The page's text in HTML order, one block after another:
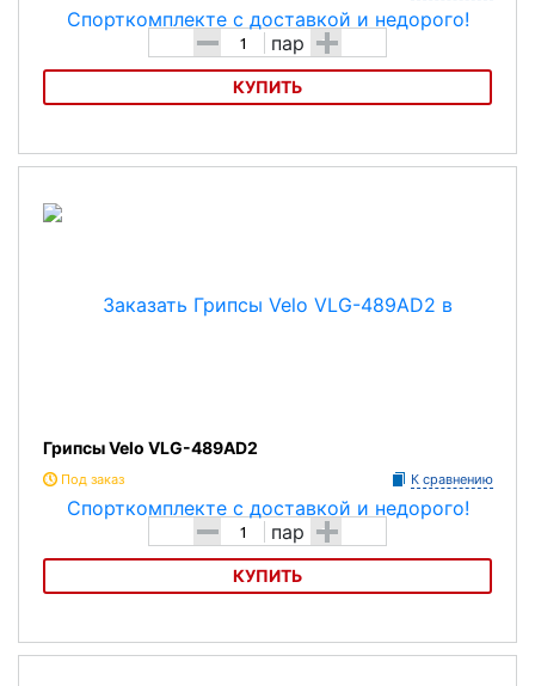
- пар +
КУПИТЬ
Грипсы Velo VLG-486AD2
Грипсы Velo VLG-489AD2
Под заказ К сравнению
- пар +
КУПИТЬ
Грипсы Velo VLG-489AD2